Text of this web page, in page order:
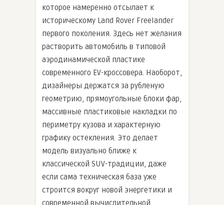
которое намеренно отсылает к
историческому Land Rover Freelander
первого поколения. Здесь нет желания
растворить автомобиль в типовой
аэродинамической пластике
современного EV-кроссовера. Наоборот,
дизайнеры держатся за рубленую
геометрию, прямоугольные блоки фар,
массивные пластиковые накладки по
периметру кузова и характерную
графику остекления. Это делает
модель визуально ближе к
классической SUV-традиции, даже
если сама техническая база уже
строится вокруг новой энергетики и
современной вычислительной